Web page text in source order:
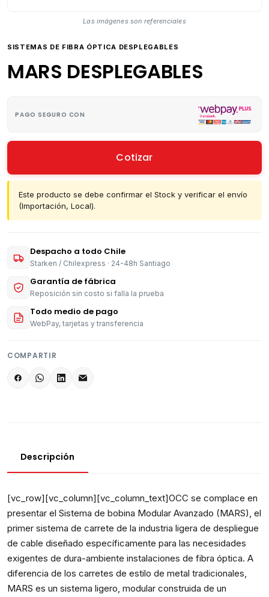
Las imágenes son referenciales
SISTEMAS DE FIBRA ÓPTICA DESPLEGABLES
MARS DESPLEGABLES
PAGO SEGURO CON
Cotizar
Este producto se debe confirmar el Stock y verificar el envío
(Importación, Local).
Despacho a todo Chile
Starken / Chilexpress · 24-48h Santiago
Garantía de fábrica
Reposición sin costo si falla la prueba
Todo medio de pago
WebPay, tarjetas y transferencia
COMPARTIR
Descripción
[vc_row][vc_column][vc_column_text]OCC se complace en
presentar el Sistema de bobina Modular Avanzado (MARS), el
primer sistema de carrete de la industria ligera de despliegue
de cable diseñado específicamente para las necesidades
exigentes de dura-ambiente instalaciones de fibra óptica. A
diferencia de los carretes de estilo de metal tradicionales,
MARS es un sistema ligero, modular construida de un